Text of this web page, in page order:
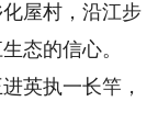
屋村，沿江步
态的信心。
英执一长竿，